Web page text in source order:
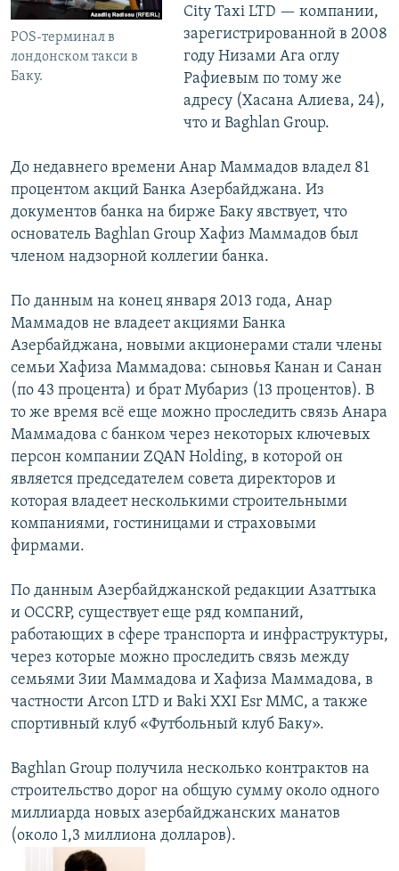
POS-терминал в
лондонском такси в
Баку.
City Taxi LTD — компании,
зарегистрированной в 2008
году Низами Ага оглу
Рафиевым по тому же
адресу (Хасана Алиева, 24),
что и Baghlan Group.
До недавнего времени Анар Маммадов владел 81
процентом акций Банка Азербайджана. Из
документов банка на бирже Баку явствует, что
основатель Baghlan Group Хафиз Маммадов был
членом надзорной коллегии банка.
По данным на конец января 2013 года, Анар
Маммадов не владеет акциями Банка
Азербайджана, новыми акционерами стали члены
семьи Хафиза Маммадова: сыновья Канан и Санан
(по 43 процента) и брат Мубариз (13 процентов). В
то же время всё еще можно проследить связь Анара
Маммадова с банком через некоторых ключевых
персон компании ZQAN Holding, в которой он
является председателем совета директоров и
которая владеет несколькими строительными
компаниями, гостиницами и страховыми
фирмами.
По данным Азербайджанской редакции Азаттыка
и OCCRP, существует еще ряд компаний,
работающих в сфере транспорта и инфраструктуры,
через которые можно проследить связь между
семьями Зии Маммадова и Хафиза Маммадова, в
частности Arcon LTD и Baki XXI Esr MMC, а также
спортивный клуб «Футбольный клуб Баку».
Baghlan Group получила несколько контрактов на
строительство дорог на общую сумму около одного
миллиарда новых азербайджанских манатов
(около 1,3 миллиона долларов).